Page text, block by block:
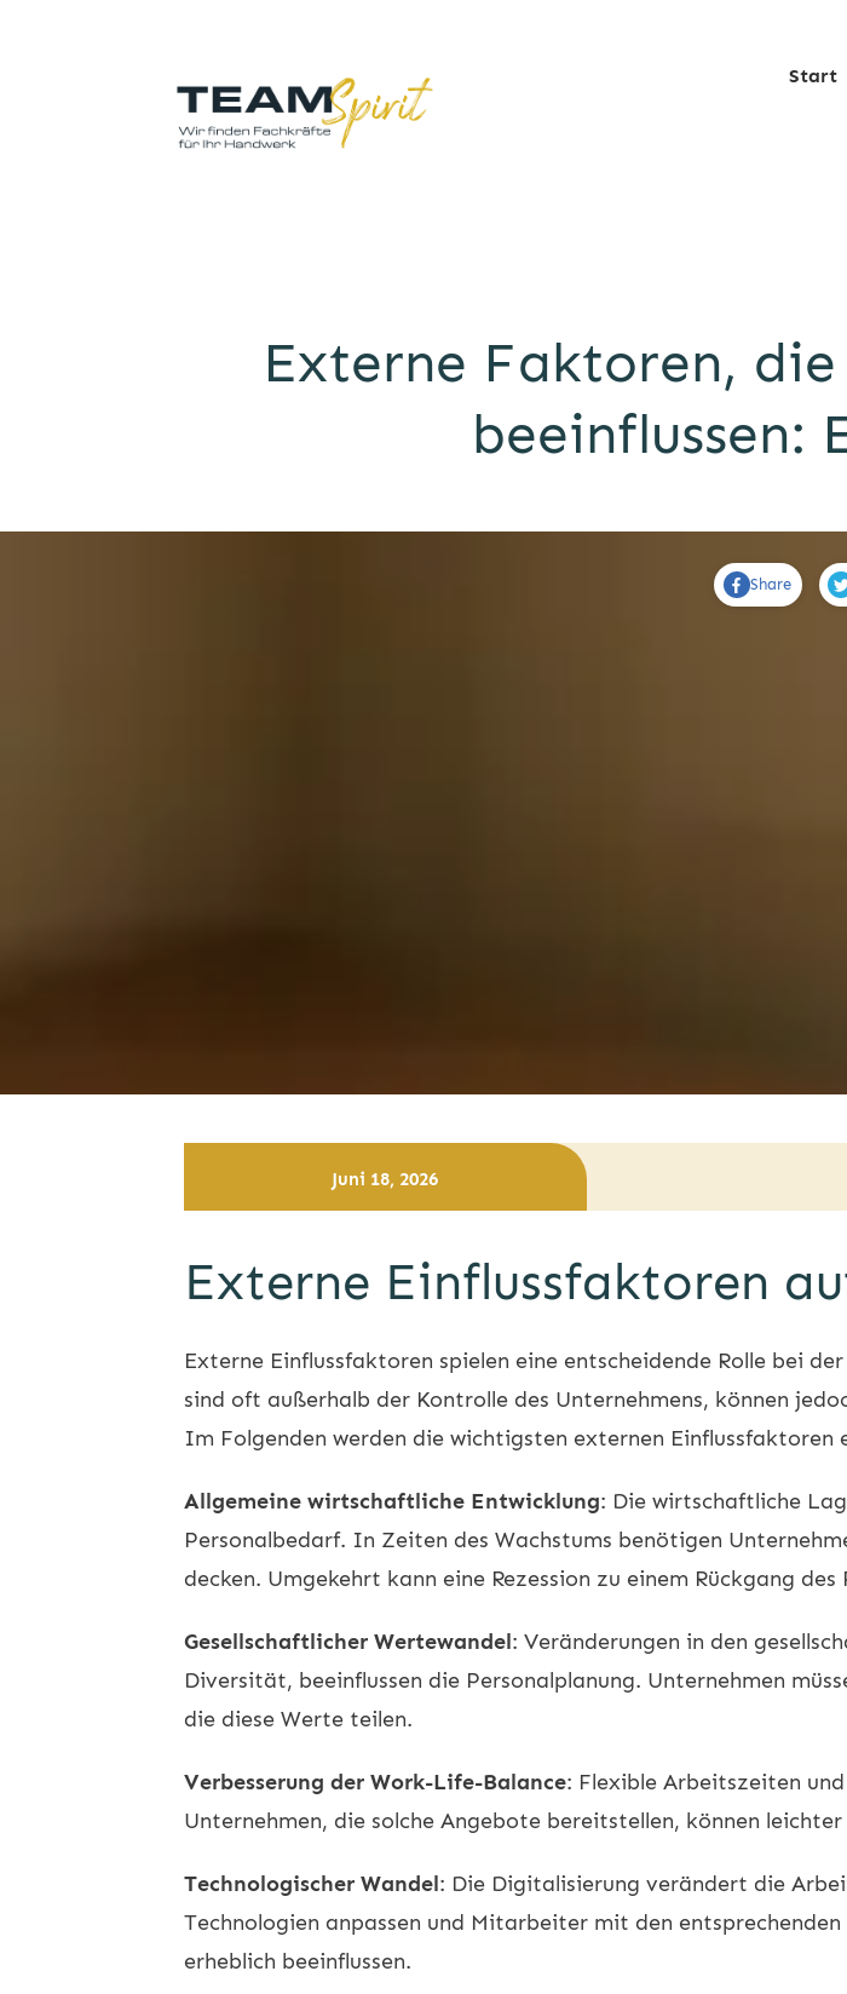
Start
Externe Faktoren,
beeinflussen:
Share
Juni 18, 2026
Externe Einflussfaktoren
Externe Einflussfaktoren spielen eine entscheidende Rolle bei
sind oft außerhalb der Kontrolle des Unternehmens, können
Im Folgenden werden die wichtigsten externen Einflussfaktoren
Allgemeine wirtschaftliche Entwicklung: Die wirtschaftliche
Personalbedarf. In Zeiten des Wachstums benötigen
decken. Umgekehrt kann eine Rezession zu einem Rückgang
Gesellschaftlicher Wertewandel: Veränderungen in den
Diversität, beeinflussen die Personalplanung. Unternehmen
die diese Werte teilen.
Verbesserung der Work-Life-Balance: Flexible Arbeitszeiten
Unternehmen, die solche Angebote bereitstellen, können
Technologischer Wandel: Die Digitalisierung verändert die
Technologien anpassen und Mitarbeiter mit den
erheblich beeinflussen.